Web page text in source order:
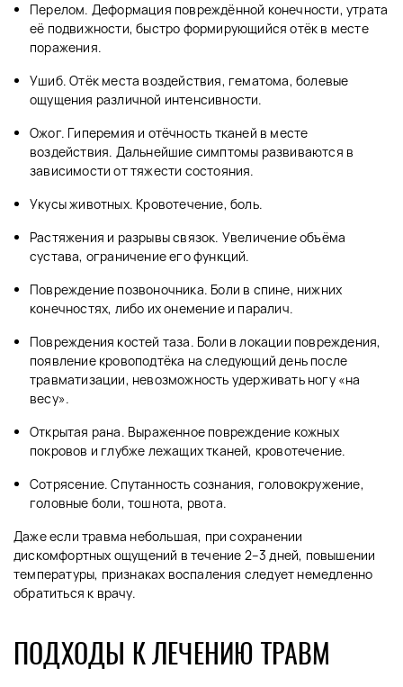
Перелом. Деформация повреждённой конечности, утрата
её подвижности, быстро формирующийся отёк в месте
поражения.
Ушиб. Отёк места воздействия, гематома, болевые
ощущения различной интенсивности.
Ожог. Гиперемия и отёчность тканей в месте
воздействия. Дальнейшие симптомы развиваются в
зависимости от тяжести состояния.
Укусы животных. Кровотечение, боль.
Растяжения и разрывы связок. Увеличение объёма
сустава, ограничение его функций.
Повреждение позвоночника. Боли в спине, нижних
конечностях, либо их онемение и паралич.
Повреждения костей таза. Боли в локации повреждения,
появление кровоподтёка на следующий день после
травматизации, невозможность удерживать ногу «на
весу».
Открытая рана. Выраженное повреждение кожных
покровов и глубже лежащих тканей, кровотечение.
Сотрясение. Спутанность сознания, головокружение,
головные боли, тошнота, рвота.
Даже если травма небольшая, при сохранении
дискомфортных ощущений в течение 2–3 дней, повышении
температуры, признаках воспаления следует немедленно
обратиться к врачу.
ПОДХОДЫ К ЛЕЧЕНИЮ ТРАВМ